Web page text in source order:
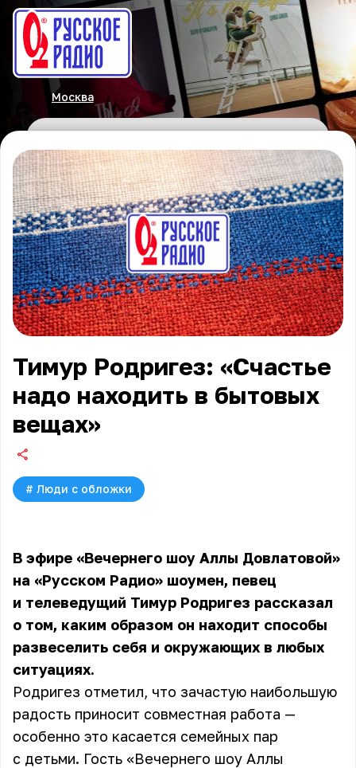
Москва
Тимур Родригез: «Счастье
надо находить в бытовых
вещах»
# Люди с обложки
В эфире «Вечернего шоу Аллы Довлатовой»
на «Русском Радио» шоумен, певец
и телеведущий Тимур Родригез рассказал
о том, каким образом он находит способы
развеселить себя и окружающих в любых
ситуациях.
Родригез отметил, что зачастую наибольшую
радость приносит совместная работа —
особенно это касается семейных пар
с детьми. Гость «Вечернего шоу Аллы